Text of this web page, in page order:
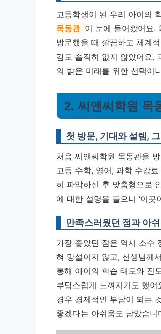
고등학생이 된 우리 아이의
목동관 이 눈에 들어왔어요.
방문했을 때 깔끔하고 체계
감도 솔직히 없지 않았어요.
의 밝은 미래를 위한 선택이
2. 씨앤씨학원 목
첫 방문, 기대와 설렘,
처음 씨앤씨학원 목동관을
고등 수학, 영어, 과학 수강
히 파악하신 후 맞춤형으로
에 대한 설명을 들으니 ‘이
만족스러웠던 점과 아
가장 좋았던 점은 역시 소수
혀 망설이지 않고, 선생님께
통해 아이의 학습 태도와 진
부담스럽게 느껴지기도 했
경우 경제적인 부담이 되는
좋겠다는 아쉬움도 남았습니